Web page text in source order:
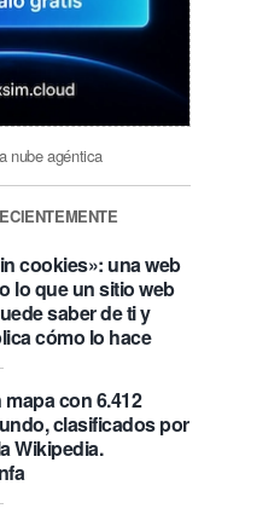
nube agéntica
cookies»: una web
lo que un sitio web
saber de ti y
cómo lo hace
con 6.412
clasificados por
Wikipedia.